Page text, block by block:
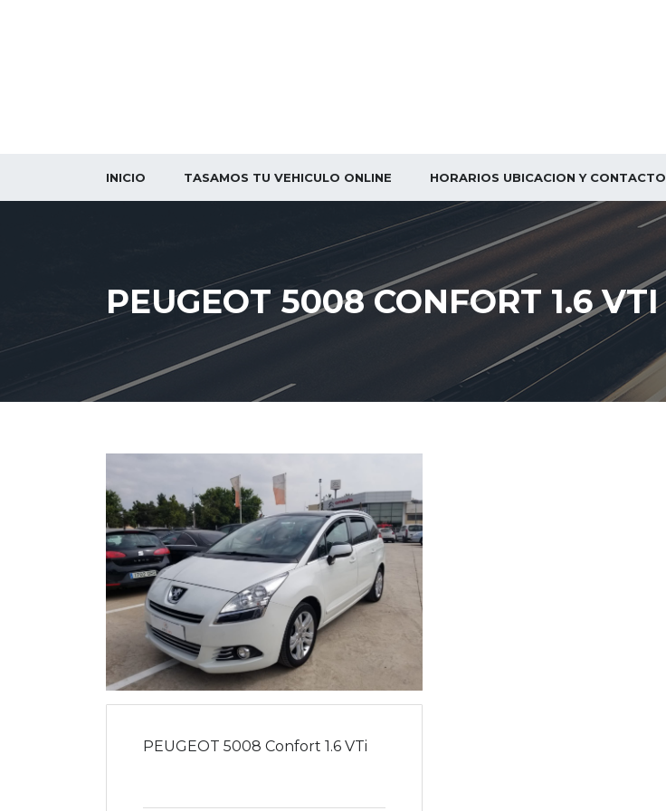
INICIO TASAMOS TU VEHICULO ONLINE HORARIOS UBICACION Y CONTACTO
PEUGEOT 5008 CONFORT 1.6 VTI
PEUGEOT 5008 Confort 1.6 VTi